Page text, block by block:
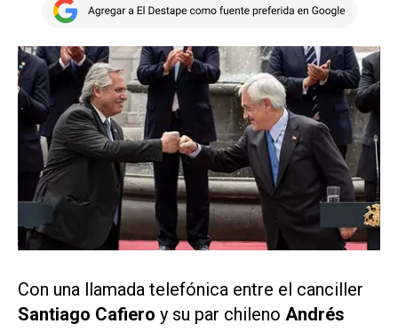
Con una llamada telefónica entre el canciller
Santiago Cafiero y su par chileno Andrés